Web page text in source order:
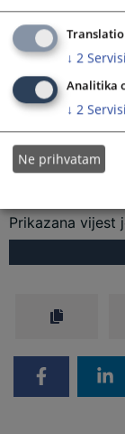
Za suca Višeg
Kantonalnog suda
U Kantonalnom
funkciju
Sahranjen je
Prikazana vijest
↓ 2
Analitika
↓ 2
Ne prihvatam